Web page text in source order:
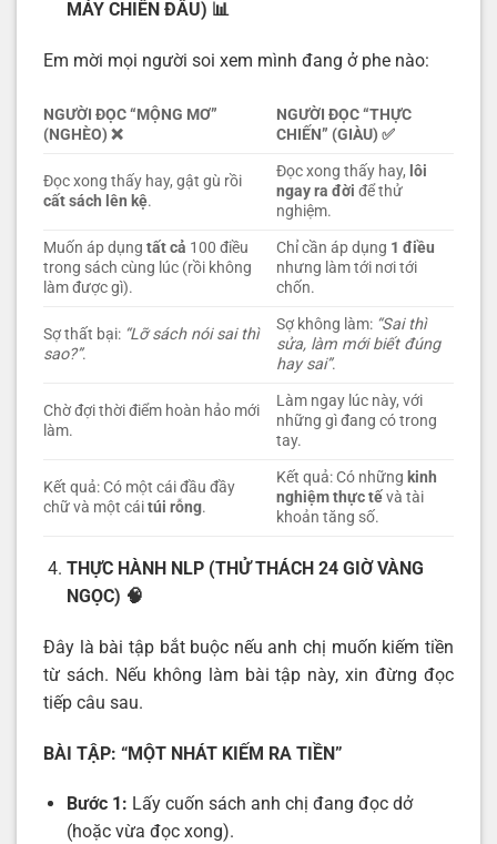
MÁY CHIẾN ĐẤU) 📊
Em mời mọi người soi xem mình đang ở phe nào:
NGƯỜI ĐỌC “MỘNG MƠ”
(NGHÈO) ❌
NGƯỜI ĐỌC “THỰC
CHIẾN” (GIÀU)✅
Đọc xong thấy hay, gật gù rồi
cất sách lên kệ.
Đọc xong thấy hay, lôi
ngay ra đời để thử
nghiệm.
Muốn áp dụng tất cả 100 điều
trong sách cùng lúc (rồi không
làm được gì).
Chỉ cần áp dụng 1 điều
nhưng làm tới nơi tới
chốn.
Sợ thất bại: “Lỡ sách nói sai thì
sao?”.
Sợ không làm: “Sai thì
sửa, làm mới biết đúng
hay sai”.
Chờ đợi thời điểm hoàn hảo mới
làm.
Làm ngay lúc này, với
những gì đang có trong
tay.
Kết quả: Có một cái đầu đầy
chữ và một cáitúi rỗng.
Kết quả: Có những kinh
nghiệm thực tếvà tài
khoản tăng số.
THỰC HÀNH NLP (THỬ THÁCH 24 GIỜ VÀNG
NGỌC) 🧠
Đây là bài tập bắt buộc nếu anh chị muốn kiếm tiền
từ sách. Nếu không làm bài tập này, xin đừng đọc
tiếp câu sau.
BÀI TẬP: “MỘT NHÁT KIẾM RA TIỀN”
Bước 1: Lấy cuốn sách anh chị đang đọc dở
(hoặc vừa đọc xong).